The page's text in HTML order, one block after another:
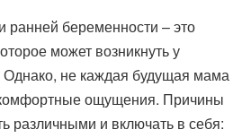
ранней беременности – это
может возникнуть у
не каждая будущая мама
ощущения. Причины
различными и включать в себя: